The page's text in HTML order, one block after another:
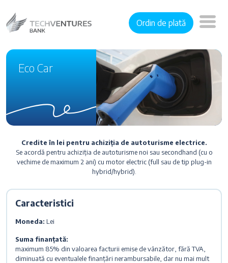
Ordin de plată
Eco Car
Credite în lei pentru achiziția de autoturisme electrice.
Se acordă pentru achiziția de autoturisme noi sau secondhand (cu o
vechime de maximum 2 ani) cu motor electric (full sau de tip plug-in
hybrid/hybrid).
Caracteristici
Moneda: Lei
Suma finanțată:
maximum 85% din valoarea facturii emise de vânzător, fără TVA,
diminuată cu eventualele finanțări nerambursabile, dar nu mai mult